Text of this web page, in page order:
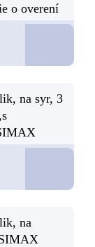
o overení
na syr, 3
na